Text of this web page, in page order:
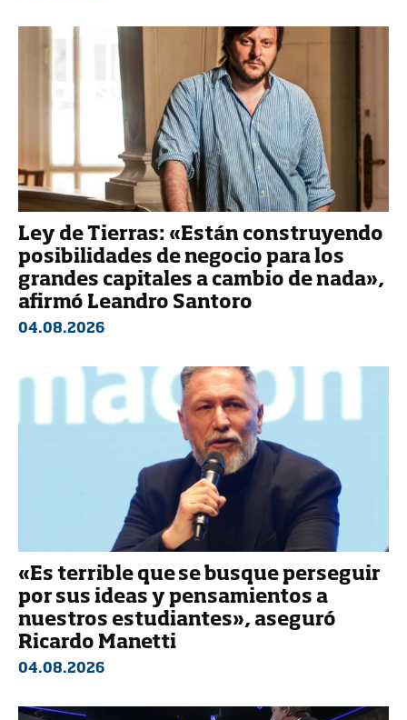
Ley de Tierras: «Están construyendo
posibilidades de negocio para los
grandes capitales a cambio de nada»,
afirmó Leandro Santoro
04.08.2026
«Es terrible que se busque perseguir
por sus ideas y pensamientos a
nuestros estudiantes», aseguró
Ricardo Manetti
04.08.2026